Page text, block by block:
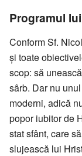
Programul
Conform Sf.
și toate
scop: să
sârb. Dar nu
moderni, adică
popor iubitor de
stat sfânt, care
slujească lui